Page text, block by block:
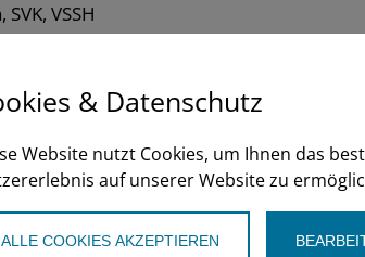
VSSH
& Datenschutz
Website nutzt Cookies, um Ihnen das
auf unserer Website zu
ALLE COOKIES AKZEPTIEREN